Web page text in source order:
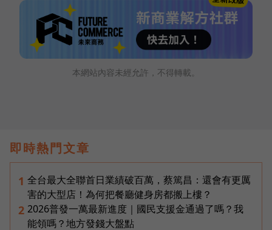
本網站內容未經允許，不得轉載。
即時熱門文章
1 全台最大全聯首日業績破百萬，蔡篤昌：還會有更厲
害的大型店！為何把餐廳健身房都搬上樓？
2 2026普發一萬最新進度｜國民支援金通過了嗎？我
能領嗎？地方發錢大盤點